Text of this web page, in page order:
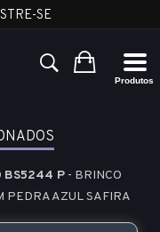
SE
BS5244 P - BRINCO
PEDRA AZUL SAFIRA